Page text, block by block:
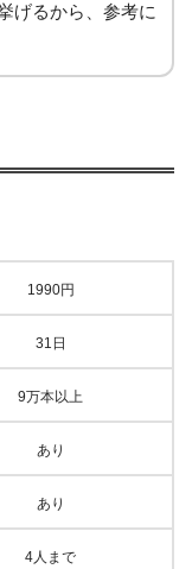
げるから、参考に
1990円
31日
9万本以上
あり
あり
4人まで